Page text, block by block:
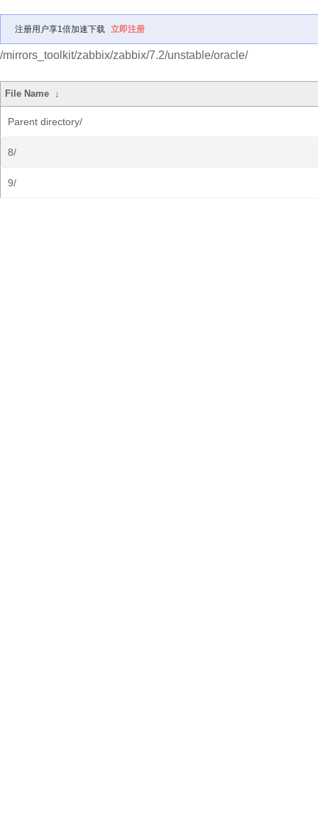
注册用户享1倍加速下载 立即注册
/mirrors_toolkit/zabbix/zabbix/7.2/unstable/oracle/
File Name ↓
Parent directory/
8/
9/